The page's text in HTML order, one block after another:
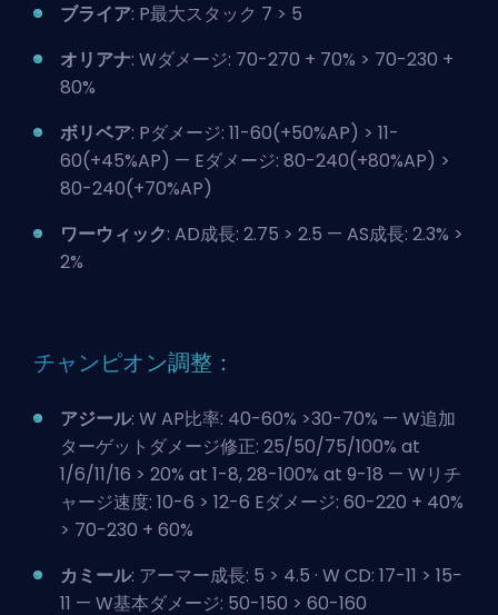
ブライア: P最大スタック 7 > 5
オリアナ: Wダメージ: 70-270 + 70% > 70-230 +
80%
ボリベア: Pダメージ: 11-60(+50%AP) > 11-
60(+45%AP) — Eダメージ: 80-240(+80%AP) >
80-240(+70%AP)
ワーウィック: AD成長: 2.75 > 2.5 — AS成長: 2.3% >
2%
チャンピオン調整：
アジール: W AP比率: 40-60% >30-70% — W追加
ターゲットダメージ修正: 25/50/75/100% at
1/6/11/16 > 20% at 1-8, 28-100% at 9-18 — Wリチ
ャージ速度: 10-6 > 12-6 Eダメージ: 60-220 + 40%
> 70-230 + 60%
カミール: アーマー成長: 5 > 4.5 · W CD: 17-11 > 15-
11 — W基本ダメージ: 50-150 > 60-160